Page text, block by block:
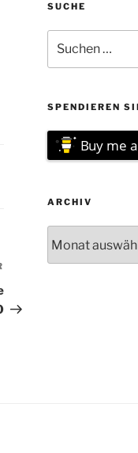
Nächster
Beitrag
SUCHE
nach:
SPENDIEREN
Buy me
ARCHIV